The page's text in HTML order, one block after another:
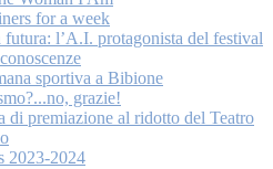
for a week
futura: l’A.I. protagonista del festival
sportiva a Bibione
grazie!
di premiazione al ridotto del Teatro
2023-2024